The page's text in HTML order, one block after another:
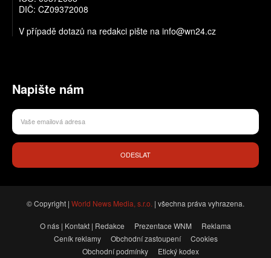
DIČ: CZ09372008
V případě dotazů na redakci pište na info@wn24.cz
Napište nám
ODESLAT
© Copyright | World News Media, s.r.o. | všechna práva vyhrazena.
O nás | Kontakt | Redakce Prezentace WNM
Reklama
Ceník reklamy
Obchodní zastoupení
Cookies
Obchodní podmínky
Etický kodex